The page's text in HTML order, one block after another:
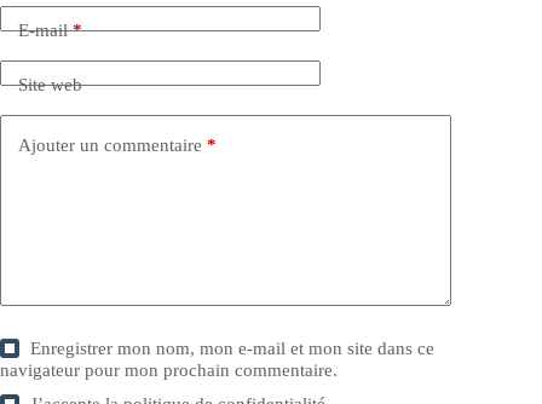
E-mail*
Site web
Ajouter un commentaire *
Enregistrer mon nom, mon e-mail et mon site dans ce
navigateur pour mon prochain commentaire.